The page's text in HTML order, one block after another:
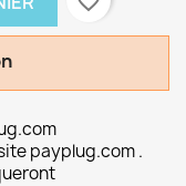
payplug.com .